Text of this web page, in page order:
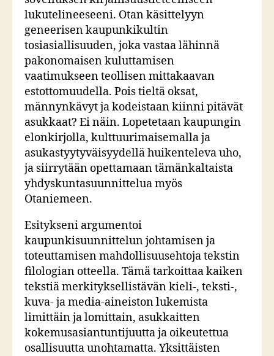
lukutelineeseeni. Otan käsittelyyn
geneerisen kaupunkikultin
tosiasiallisuuden, joka vastaa lähinnä
pakonomaisen kuluttamisen
vaatimukseen teollisen mittakaavan
estottomuudella. Pois tieltä oksat,
männynkävyt ja kodeistaan kiinni pitävät
asukkaat? Ei näin. Lopetetaan kaupungin
elonkirjolla, kulttuurimaisemalla ja
asukastyytyväisyydellä huikenteleva uho,
ja siirrytään opettamaan tämänkaltaista
yhdyskuntasuunnittelua myös
Otaniemeen.
Esitykseni argumentoi
kaupunkisuunnittelun johtamisen ja
toteuttamisen mahdollisuusehtoja tekstin
filologian otteella. Tämä tarkoittaa kaiken
tekstiä merkityksellistävän kieli-, teksti-,
kuva- ja media-aineiston lukemista
limittäin ja lomittain, asukkaitten
kokemusasiantuntijuutta ja oikeutettua
osallisuutta unohtamatta. Yksittäisten